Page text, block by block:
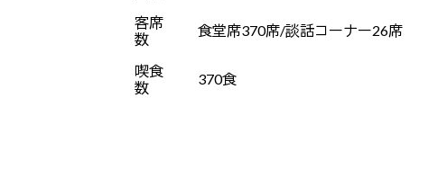
客席
数
食堂席370席/談話コーナー26席
喫食
数
370食